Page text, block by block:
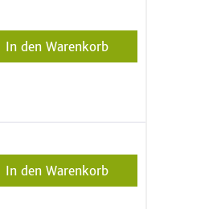
In den Warenkorb
In den Warenkorb